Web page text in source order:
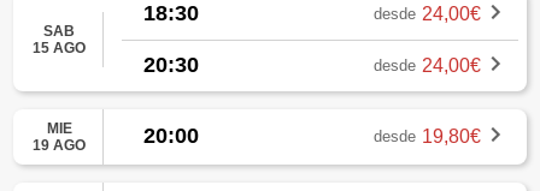
SAB
15 AGO
18:30 desde 24,00€
20:30 desde 24,00€
MIE
19 AGO
20:00 desde 19,80€